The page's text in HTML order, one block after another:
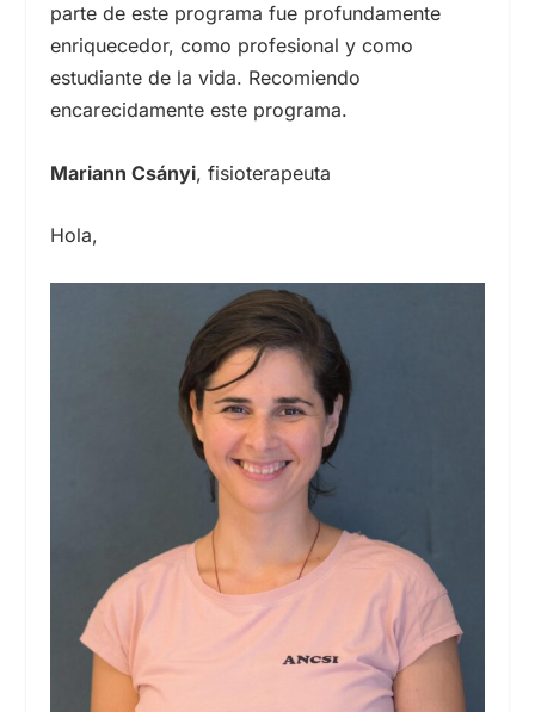
parte de este programa fue profundamente
enriquecedor, como profesional y como
estudiante de la vida. Recomiendo
encarecidamente este programa.
Mariann Csányi, fisioterapeuta
Hola,